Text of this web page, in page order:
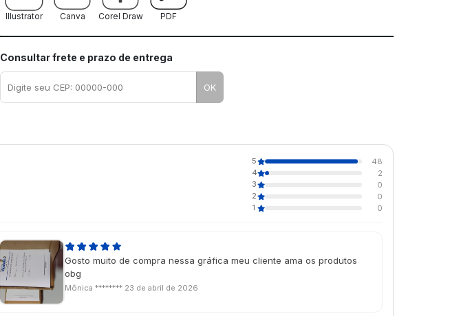
Illustrator Canva Corel Draw PDF
Consultar frete e prazo de entrega
OK
5
48
4
2
3
0
2
0
1
0
Gosto muito de compra nessa gráfica meu cliente ama os produtos
obg
Mônica ******** 23 de abril de 2026